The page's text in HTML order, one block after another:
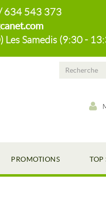
634 543 373
Samedis (9:30 -
PROMOTIONS TOP